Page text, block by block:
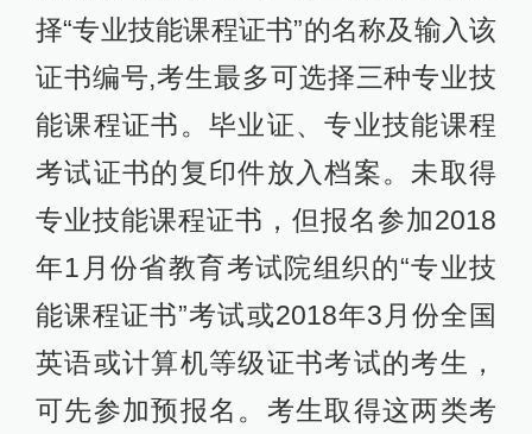
择“专业技能课程证书”的名称及输入该
证书编号,考生最多可选择三种专业技
能课程证书。毕业证、专业技能课程
考试证书的复印件放入档案。未取得
专业技能课程证书，但报名参加2018
年1月份省教育考试院组织的“专业技
能课程证书”考试或2018年3月份全国
英语或计算机等级证书考试的考生，
可先参加预报名。考生取得这两类考